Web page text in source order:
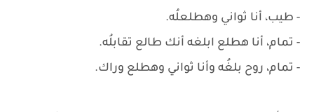
- طيب، أنا ثواني وهطلعلُه.
- تمام، أنا هطلع ابلغه أنك طالع تقابلُه.
- تمام، روح بلغُه وأنا ثواني وهطلع وراك.